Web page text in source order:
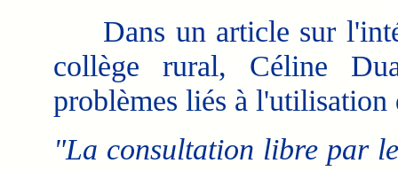
Dans un article sur
collège rural, Céline
problèmes liés à l'utilisation
"La consultation libre par